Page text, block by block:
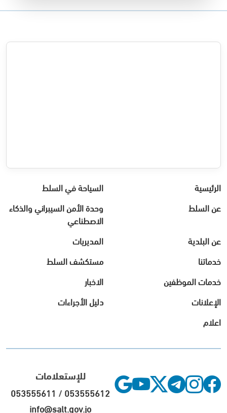
الرئيسية
السياحة في السلط
عن السلط
وحدة الأمن السيبراني والذكاء
الاصطناعي
عن البلدية
المديريات
خدماتنا
مستكشف السلط
خدمات الموظفين
الاخبار
الإعلانات
دليل الأجراءات
اعلام
للإستعلامات
053555611 /053555612
info@salt.gov.jo